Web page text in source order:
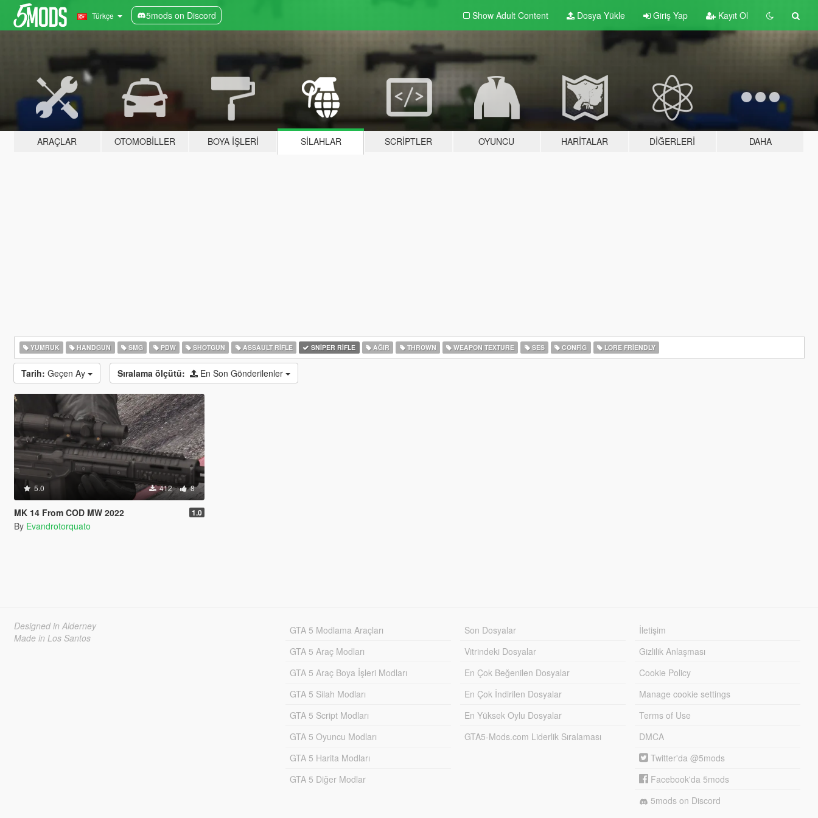
Türkçe 5mods on Discord Show Adult Content Dosya Yükle Giriş Yap Kayıt Ol
ARAÇLAR OTOMOBILLER BOYA İŞLERI SILAHLAR SCRIPTLER OYUNCU HARITALAR DIĞERLERI DAHA
YUMRUK HANDGUN SMG PDW SHOTGUN ASSAULT RIFLE SNIPER RIFLE AĞIR THROWN WEAPON TEXTURE SES CONFIG LORE FRIENDLY
Tarih: Geçen Ay Sıralama ölçütü: En Son Gönderilenler
5.0 412 8
MK 14 From COD MW 2022 1.0
By Evandrotorquato
Designed in Alderney
Made in Los Santos
GTA 5 Modlama Araçları
GTA 5 Araç Modları
GTA 5 Araç Boya İşleri Modları
GTA 5 Silah Modları
GTA 5 Script Modları
GTA 5 Oyuncu Modları
GTA 5 Harita Modları
GTA 5 Diğer Modlar
Son Dosyalar
Vitrindeki Dosyalar
En Çok Beğenilen Dosyalar
En Çok İndirilen Dosyalar
En Yüksek Oylu Dosyalar
GTA5-Mods.com Liderlik Sıralaması
İletişim
Gizlilik Anlaşması
Cookie Policy
Manage cookie settings
Terms of Use
DMCA
Twitter'da @5mods
Facebook'da 5mods
5mods on Discord